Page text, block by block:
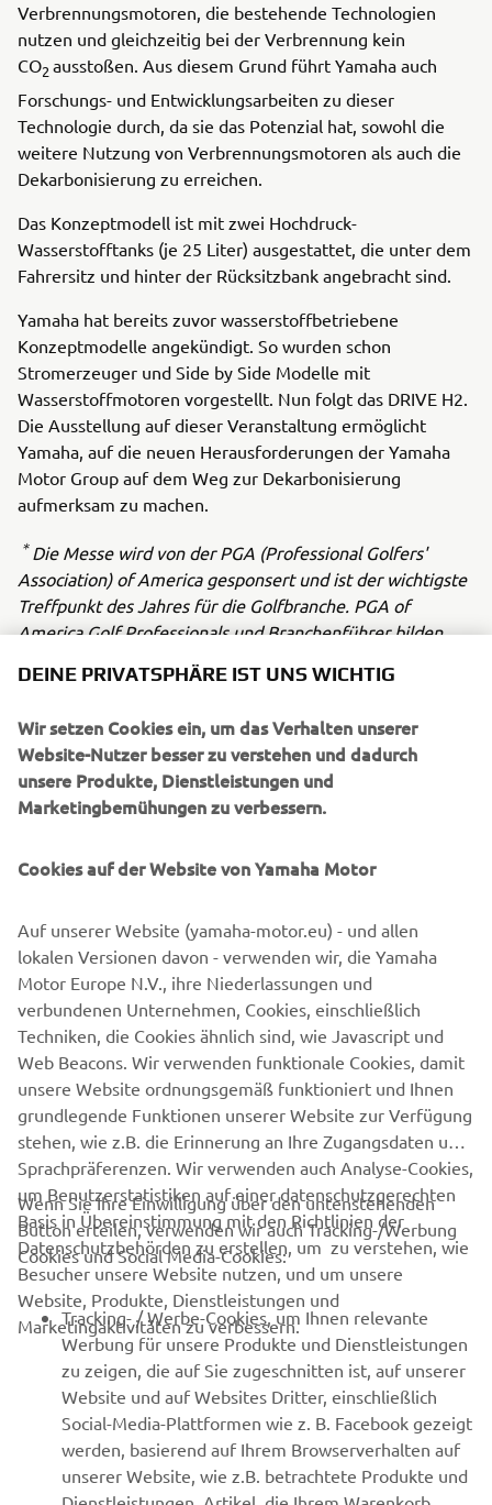
Verbrennungsmotoren, die bestehende Technologien
nutzen und gleichzeitig bei der Verbrennung kein
CO2ausstoßen. Aus diesem Grund führt Yamaha auch
Forschungs- und Entwicklungsarbeiten zu dieser
Technologie durch, da sie das Potenzial hat, sowohl die
weitere Nutzung von Verbrennungsmotoren als auch die
Dekarbonisierung zu erreichen.
Das Konzeptmodell ist mit zwei Hochdruck-
Wasserstofftanks (je 25 Liter) ausgestattet, die unter dem
Fahrersitz und hinter der Rücksitzbank angebracht sind.
Yamaha hat bereits zuvor wasserstoffbetriebene
Konzeptmodelle angekündigt. So wurden schon
Stromerzeuger und Side by Side Modelle mit
Wasserstoffmotoren vorgestellt. Nun folgt das DRIVE H2.
Die Ausstellung auf dieser Veranstaltung ermöglicht
Yamaha, auf die neuen Herausforderungen der Yamaha
Motor Group auf dem Weg zur Dekarbonisierung
aufmerksam zu machen.
＊ Die Messe wird von der PGA (Professional Golfers'
Association) of America gesponsert und ist der wichtigste
Treffpunkt des Jahres für die Golfbranche. PGA of
America Golf Professionals und Branchenführer bilden
vernetzen und die neuesten Produkte, Programme und
Lösungen zu entwickeln und das Geschäft und die
Leidenschaft für das Spiel zu fördern. Die Veranstaltung
findet jedes Jahr im Januar statt und ist nicht für die
Öffentlichkeit zugänglich. Dieses Jahr können sich die
1/3
Referenz: Offizielle Website der PGA Show
https://www.pgashow.com/
UNTERNEHMEN
B2B
MEHR VON YAMAHA
SUPPORT
DEINE PRIVATSPHÄRE IST UNS WICHTIG
Wir setzen Cookies ein, um das Verhalten unserer
Website-Nutzer besser zu verstehen und dadurch
unsere Produkte, Dienstleistungen und
Marketingbemühungen zu verbessern.
Cookies auf der Website von Yamaha Motor
Auf unserer Website (yamaha-motor.eu) - und allen
lokalen Versionen davon - verwenden wir, die Yamaha
Motor Europe N.V., ihre Niederlassungen und
verbundenen Unternehmen, Cookies, einschließlich
Techniken, die Cookies ähnlich sind, wie Javascript und
Web Beacons. Wir verwenden funktionale Cookies, damit
unsere Website ordnungsgemäß funktioniert und Ihnen
grundlegende Funktionen unserer Website zur Verfügung
stehen, wie z.B. die Erinnerung an Ihre Zugangsdaten und
Sprachpräferenzen. Wir verwenden auch Analyse-Cookies,
um Benutzerstatistiken auf einer datenschutzgerechten
Basis in Übereinstimmung mit den Richtlinien der
Datenschutzbehörden zu erstellen, um zu verstehen, wie
Besucher unsere Website nutzen, und um unsere
Website, Produkte, Dienstleistungen und
Marketingaktivitäten zu verbessern.
Wenn Sie Ihre Einwilligung über den untenstehenden
Button erteilen, verwenden wir auch Tracking-/Werbung
Cookies und Social Media-Cookies:
Tracking- / Werbe-Cookies, um Ihnen relevante
Werbung für unsere Produkte und Dienstleistungen
zu zeigen, die auf Sie zugeschnitten ist, auf unserer
Website und auf Websites Dritter, einschließlich
Social-Media-Plattformen wie z. B. Facebook gezeigt
werden, basierend auf Ihrem Browserverhalten auf
unserer Website, wie z.B. betrachtete Produkte und